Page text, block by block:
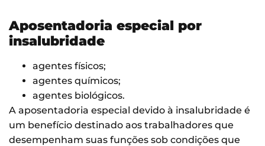
Aposentadoria especial por
insalubridade
agentes físicos;
agentes químicos;
agentes biológicos.
A aposentadoria especial devido à insalubridade é
um benefício destinado aos trabalhadores que
desempenham suas funções sob condições que